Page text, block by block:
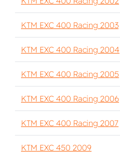
KTM EXC 400 Racing 2003
KTM EXC 400 Racing 2004
KTM EXC 400 Racing 2005
KTM EXC 400 Racing 2006
KTM EXC 400 Racing 2007
KTM EXC 450 2009